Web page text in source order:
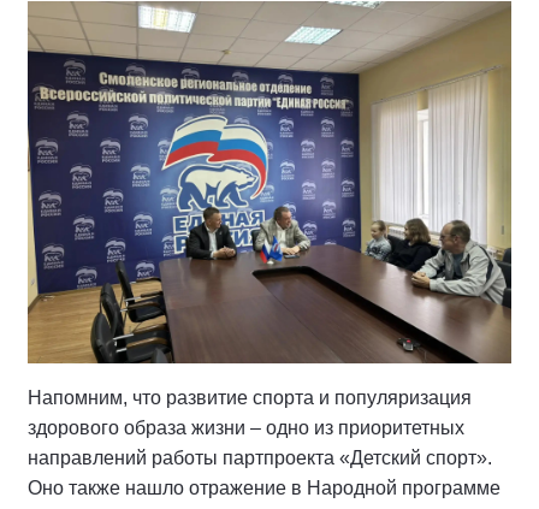
Напомним, что развитие спорта и популяризация
здорового образа жизни – одно из приоритетных
направлений работы партпроекта «Детский спорт».
Оно также нашло отражение в Народной программе